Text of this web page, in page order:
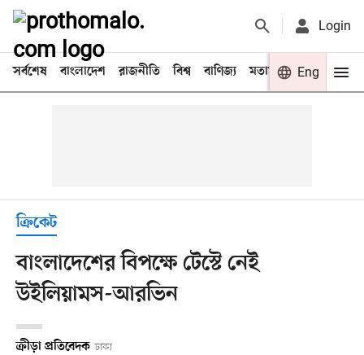
Login
সর্বশেষ বাংলাদেশ রাজনীতি বিশ্ব বাণিজ্য মতামত খেলা
Eng
ক্রিকেট
বাংলাদেশের বিপক্ষে টেস্টে নেই
উইলিয়ামস-আরভিন
ক্রীড়া প্রতিবেদক ঢাকা